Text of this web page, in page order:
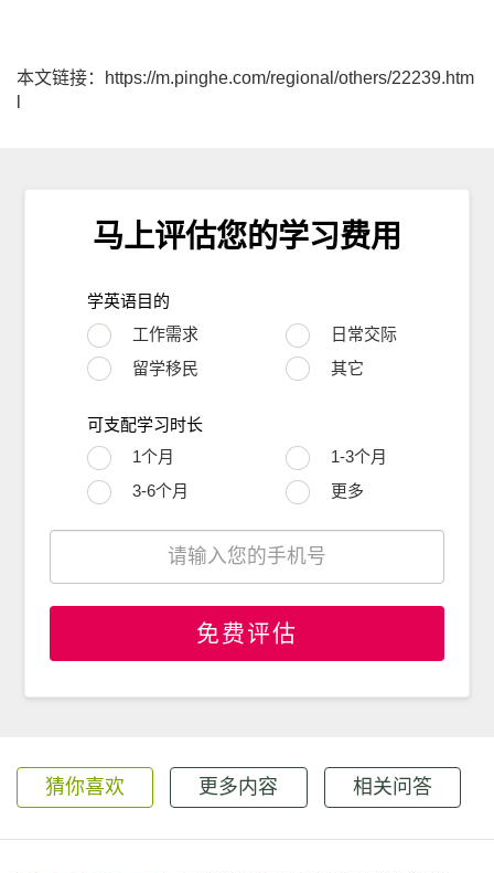
本文链接：https://m.pinghe.com/regional/others/22239.htm
马上评估您的学习费用
学英语目的
工作需求
日常交际
留学移民
其它
可支配学习时长
1个月
1-3个月
3-6个月
更多
免费评估
猜你喜欢 更多内容 相关问答